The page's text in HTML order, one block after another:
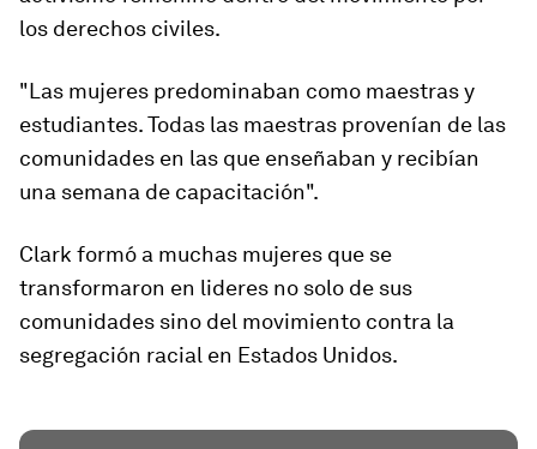
los derechos civiles.
"Las mujeres predominaban como maestras y
estudiantes. Todas las maestras provenían de las
comunidades en las que enseñaban y recibían
una semana de capacitación".
Clark formó a muchas mujeres que se
transformaron en lideres no solo de sus
comunidades sino del movimiento contra la
segregación racial en Estados Unidos.